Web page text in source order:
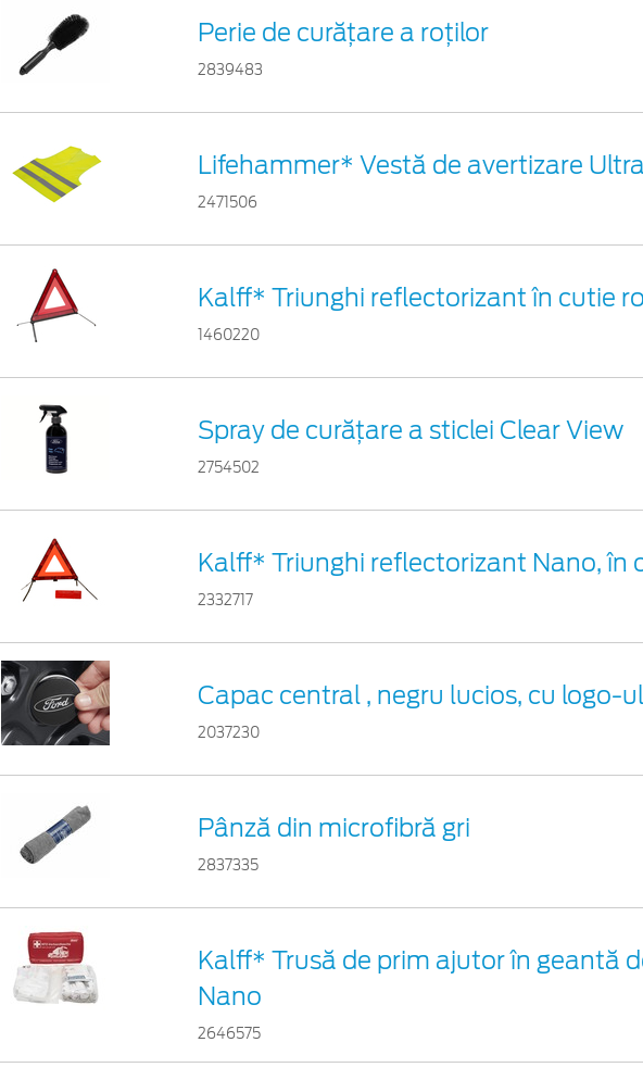
Perie de curățare a roților
2839483
Lifehammer* Vestă de avertizare
2471506
Kalff* Triunghi reflectorizant în cutie
1460220
Spray de curățare a sticlei Clear View
2754502
Kalff* Triunghi reflectorizant Nano, în
2332717
Capac central , negru lucios, cu logo-
2037230
Pânză din microfibră gri
2837335
Kalff* Trusă de prim ajutor în geantă
Nano
2646575